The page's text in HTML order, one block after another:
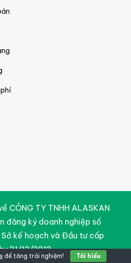
CÔNG TY TNHH ALASKAN
đăng ký doanh nghiệp số
kế hoạch và Đầu tư cấp
31/12/2013.
để tăng trải nghiệm! Tôi hiểu